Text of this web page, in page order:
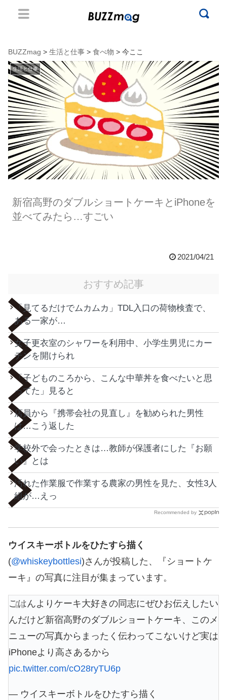
BUZZmag > 生活と仕事 > 食べ物 > 今ここ
生活と仕事
新宿高野のダブルショートケーキとiPhoneを
並べてみたら…すごい
2021/04/21
おすすめ記事
「見てるだけでムカムカ」TDL入口の荷物検査で、
ある一家が…
女子更衣室のシャワーを利用中、小学生男児にカー
テンを開けられ
「子どものころから、こんな中華丼を食べたいと思
ってた」見ると
店員から『携帯会社の見直し』を勧められた男性
は…こう返した
学校外で会ったときは…教師が保護者にした『お願
い』とは
汚れた作業服で作業する農家の男性を見た、女性3人
組が…えっ
Recommended by
ウイスキーボトルをひたすら描く
(@whiskeybottlesi)さんが投稿した、『ショートケ
ーキ』の写真に注目が集まっています。
ごはんよりケーキ大好きの同志にぜひお伝えしたい
んだけど新宿高野のダブルショートケーキ、このメ
ニューの写真からまったく伝わってこないけど実は
iPhoneより高さあるから
pic.twitter.com/cO28ryTU6p
— ウイスキーボトルをひたすら描く